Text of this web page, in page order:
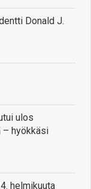
Donald J.
ulos
hyökkäsi
helmikuuta